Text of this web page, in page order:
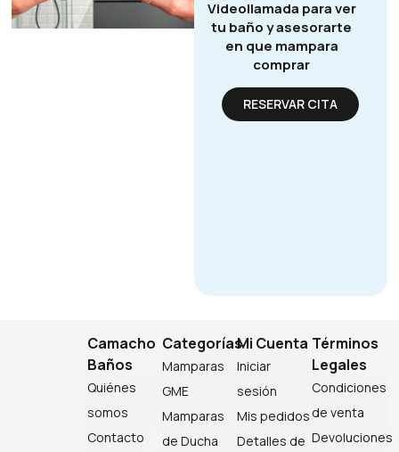
Videollamada para ver
tu baño y asesorarte
en que mampara
comprar
RESERVAR CITA
Camacho
Baños
Quiénes
somos
Contacto
Categorías
Mamparas
GME
Mamparas
de Ducha
Mi Cuenta
Iniciar
sesión
Mis pedidos
Detalles de
Términos
Legales
Condiciones
de venta
Devoluciones